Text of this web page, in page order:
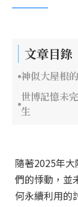
文章目錄
神似大屋根
世博記憶未
生
隨著2025年
們的悸動，並
何永續利用的